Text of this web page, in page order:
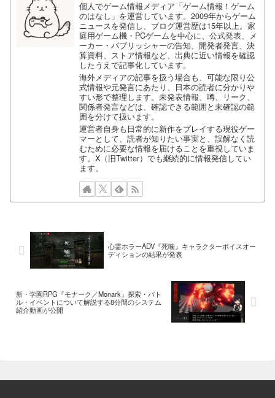
個人でゲーム情報メディア「ゲーム情報！ゲーム
のはなし」を運営しています。2009年からゲーム
ニュースを発信し、ブログ運営歴は15年以上。家
庭用ゲーム機・PCゲームを中心に、公式発表、メ
ーカー・パブリッシャーの告知、開発者発言、決
算資料、ストア情報など、出典に近い情報を確認
したうえで記事化しています。
海外メディアの記事を扱う場合も、可能な限り公
式情報や元発言にあたり、日本の読者に分かりや
すい形で整理します。未発表情報、噂、リーク、
関係者発言などは、確認できる範囲と未確認の範
囲を分けて扱います。
運営者自身も日常的に新作をプレイする現役ゲー
マーとして、読者が知りたい事実と、誤解なく読
むために必要な情報を届けることを重視していま
す。X（旧Twitter）でも継続的に情報発信してい
ます。
心霊ホラーADV『死噛』キャラクターボイスオー
ディションの結果が発表
新・学園RPG『モナーク／Monark』探索・バト
ル・イベントについて解説する8分間のシステム
紹介動画が公開